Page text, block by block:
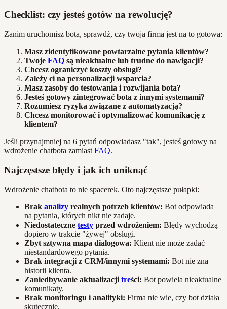
Checklist: czy jesteś gotów na rewolucję?
Zanim uruchomisz bota, sprawdź, czy twoja firma jest na to gotowa:
Masz zidentyfikowane powtarzalne pytania klientów?
Twoje FAQ są nieaktualne lub trudne do nawigacji?
Chcesz ograniczyć koszty obsługi?
Zależy ci na personalizacji wsparcia?
Masz zasoby do testowania i rozwijania bota?
Jesteś gotowy zintegrować bota z innymi systemami?
Rozumiesz ryzyka związane z automatyzacją?
Chcesz monitorować i optymalizować komunikację z
klientem?
Jeśli przynajmniej na 6 pytań odpowiadasz "tak", jesteś gotowy na
wdrożenie chatbota zamiast FAQ.
Najczęstsze błędy i jak ich uniknąć
Wdrożenie chatbota to nie spacerek. Oto najczęstsze pułapki:
Brak analizy realnych potrzeb klientów: Bot odpowiada
na pytania, których nikt nie zadaje.
Niedostateczne testy przed wdrożeniem: Błędy wychodzą
dopiero w trakcie "żywej" obsługi.
Zbyt sztywna mapa dialogowa: Klient nie może zadać
niestandardowego pytania.
Brak integracji z CRM/innymi systemami: Bot nie zna
historii klienta.
Zaniedbywanie aktualizacji treści: Bot powiela nieaktualne
komunikaty.
Brak monitoringu i analityki: Firma nie wie, czy bot działa
skutecznie.